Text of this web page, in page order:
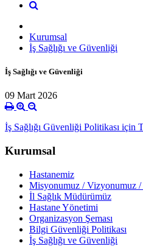
Kurumsal
İş Sağlığı ve Güvenliği
İş Sağlığı ve Güvenliği
09 Mart 2026
İş Sağlığı Güvenliği Politikası için
Kurumsal
Hastanemiz
Misyonumuz / Vizyonumuz
İl Sağlık Müdürümüz
Hastane Yönetimi
Organizasyon Şeması
Bilgi Güvenliği Politikası
İş Sağlığı ve Güvenliği